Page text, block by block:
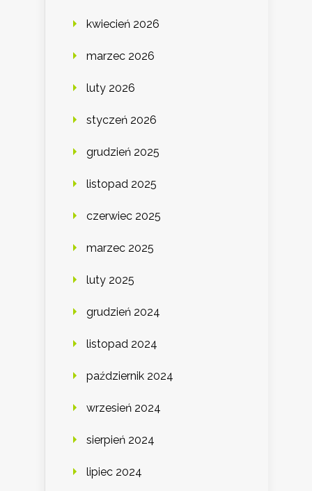
kwiecień 2026
marzec 2026
luty 2026
styczeń 2026
grudzień 2025
listopad 2025
czerwiec 2025
marzec 2025
luty 2025
grudzień 2024
listopad 2024
październik 2024
wrzesień 2024
sierpień 2024
lipiec 2024